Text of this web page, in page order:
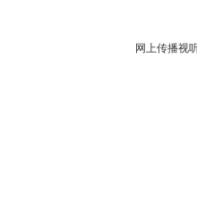
网上传播视